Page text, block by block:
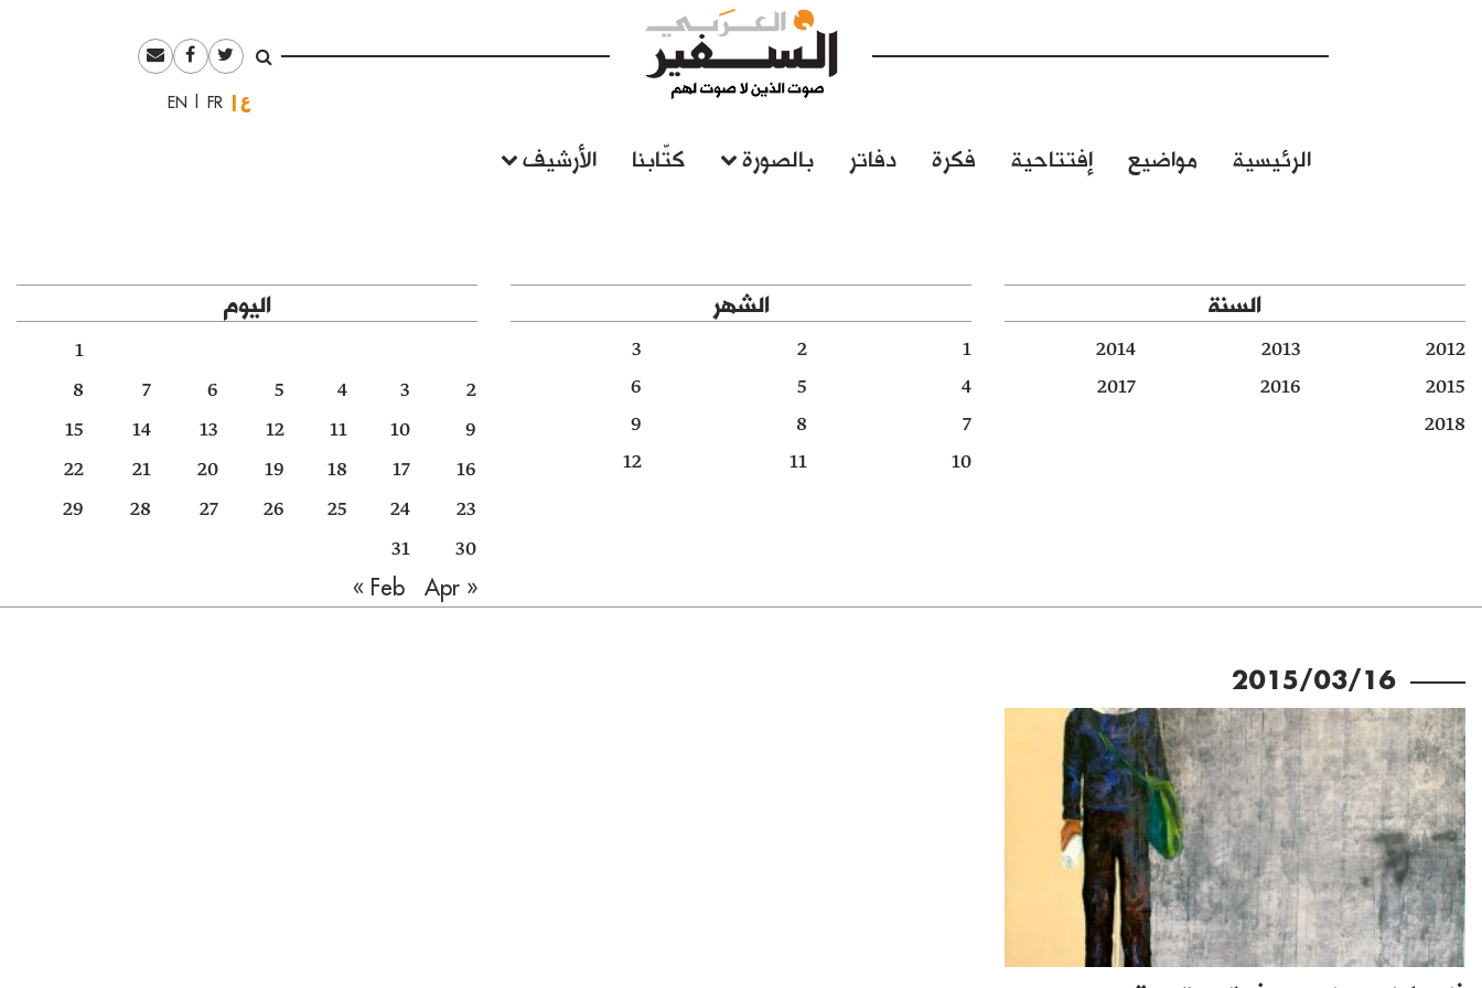
العربيةFrançais
English
الرئيسية مواضيع إفتتاحية فكرة دفاتر بالصورة كتّابنا الأرشيف
السنة
2012
2013
2014
2015
2016
2017
2018
الشهر
1
2
3
4
5
6
7
8
9
10
11
12
اليوم
1
2
3
4
5
6
7
8
9
10
11
12
13
14
15
16
17
18
19
20
21
22
23
24
25
26
27
28
29
30
31
« Feb
Apr »
2015/03/16